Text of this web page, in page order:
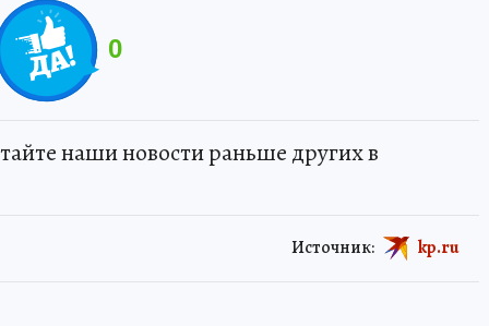
0
наши новости раньше других в
Источник: kp.ru